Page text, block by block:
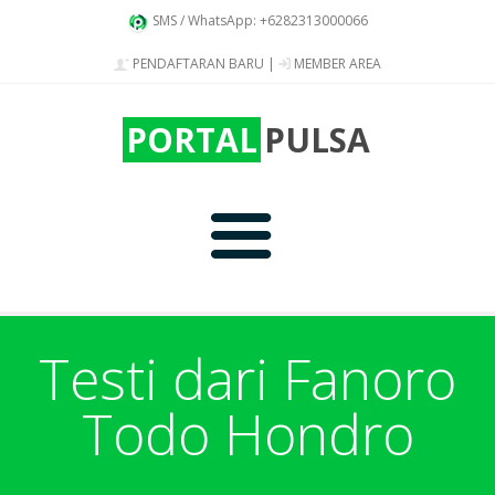
SMS / WhatsApp: +6282313000066
PENDAFTARAN BARU | MEMBER AREA
PORTAL PULSA
Produk
Testi dari Fanoro
Todo Hondro